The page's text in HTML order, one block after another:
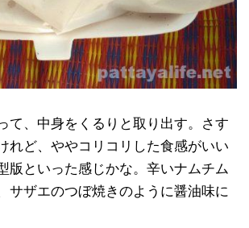
て、中身をくるりと取り出す。さす
れど、ややコリコリした食感がいい
版といった感じかな。辛いナムチム
サザエのつぼ焼きのように醤油味に